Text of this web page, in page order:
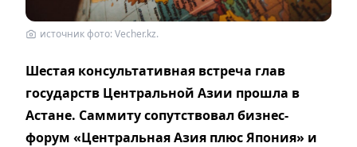
источник фото: Vecher.kz.
Шестая консультативная встреча глав
государств Центральной Азии прошла в
Астане. Саммиту сопутствовал бизнес-
форум «Центральная Азия плюс Япония» и